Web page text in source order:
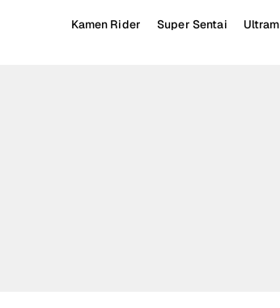
Kamen Rider Super Sentai